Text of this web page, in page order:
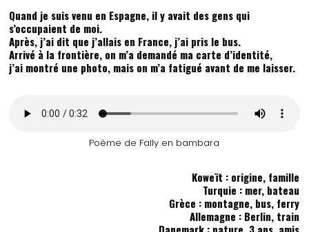
Quand je suis venu en Espagne, il y avait des gens qui
s’occupaient de moi.
Après, j’ai dit que j’allais en France, j’ai pris le bus.
Arrivé à la frontière, on m’a demandé ma carte d’identité,
j’ai montré une photo, mais on m’a fatigué avant de me laisser.
Poème de Fally en bambara
Koweït : origine, famille
Turquie : mer, bateau
Grèce : montagne, bus, ferry
Allemagne : Berlin, train